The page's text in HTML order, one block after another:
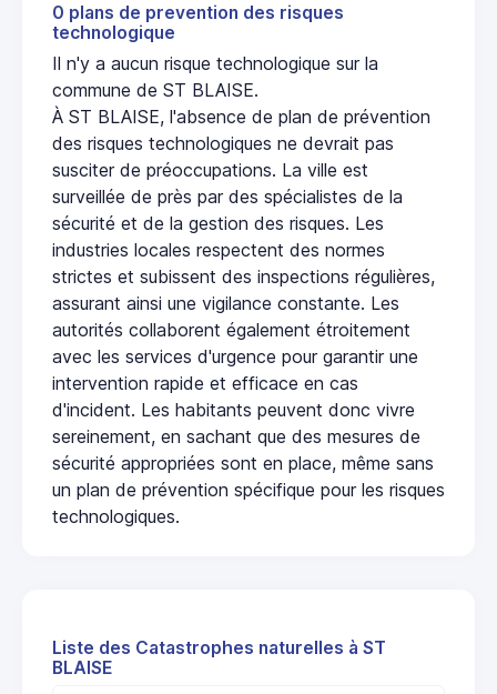
0 plans de prevention des risques
technologique
Il n'y a aucun risque technologique sur la
commune de ST BLAISE.
À ST BLAISE, l'absence de plan de prévention
des risques technologiques ne devrait pas
susciter de préoccupations. La ville est
surveillée de près par des spécialistes de la
sécurité et de la gestion des risques. Les
industries locales respectent des normes
strictes et subissent des inspections régulières,
assurant ainsi une vigilance constante. Les
autorités collaborent également étroitement
avec les services d'urgence pour garantir une
intervention rapide et efficace en cas
d'incident. Les habitants peuvent donc vivre
sereinement, en sachant que des mesures de
sécurité appropriées sont en place, même sans
un plan de prévention spécifique pour les risques
technologiques.
Liste des Catastrophes naturelles à ST
BLAISE